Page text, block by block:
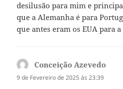
desilusão para mim e
que a Alemanha é para
que antes eram os EUA para
Conceição Azevedo
9 de Fevereiro de 2025 às 23:39